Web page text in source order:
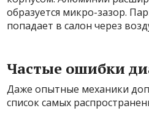
образуется микро-зазор.
попадает в салон через
Частые ошибки
Даже опытные механики
список самых